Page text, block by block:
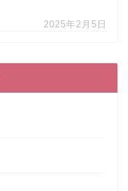
2025年2月5日